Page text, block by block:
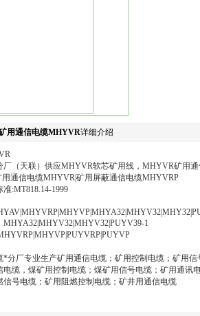
用通信电缆MHYVR详细介绍
厂（天联）供应MHYVR软芯矿用线，MHYVR矿用
通信电缆MHYVR|矿用屏蔽通信电缆MHYVRP
:MT818.14-1999
MHYA32|MHYV32|MHYV32|PUYV39-1
*分厂专业生产矿用通信电缆；矿用控制电缆；矿用
电缆，煤矿用控制电缆；煤矿用信号电缆；矿用通讯
信号电缆；矿用阻燃控制电缆；矿井用通信电缆